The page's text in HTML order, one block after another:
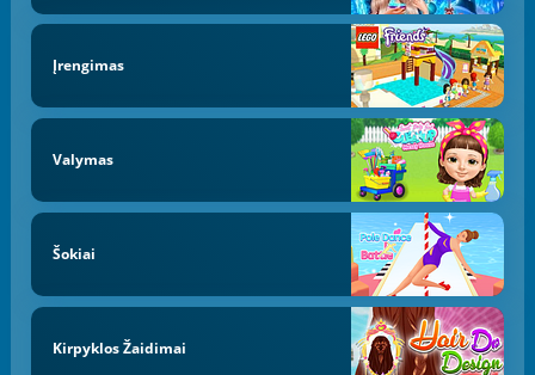
Įrengimas
Valymas
Šokiai
Kirpyklos Žaidimai